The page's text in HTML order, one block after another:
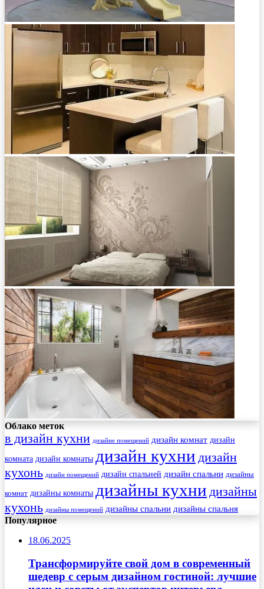
Облако меток
в дизайн кухни дизайне помещений дизайн комнат дизайн
комната дизайн комнаты дизайн кухни дизайн
кухонь дизайн помещений дизайн спальней дизайн спальни дизайны
комнат дизайны комнаты дизайны кухни дизайны
кухонь дизайны помещений дизайны спальни дизайны спальня
Популярное
18.06.2025
Трансформируйте свой дом в современный
шедевр с серым дизайном гостиной: лучшие